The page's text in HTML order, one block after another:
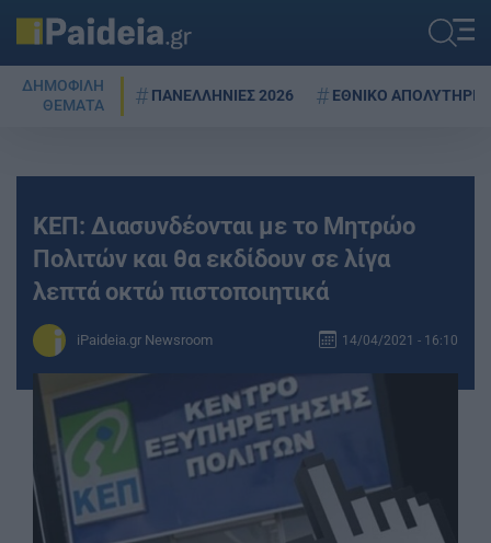
ΔΗΜΟΦΙΛΗ
ΘΕΜΑΤΑ
ΠΑΝΕΛΛΗΝΙΕΣ 2026 ΕΘΝΙΚΟ ΑΠΟΛΥΤΗΡΙΟ
ΚΕΠ: Διασυνδέονται με το Μητρώο
Πολιτών και θα εκδίδουν σε λίγα
λεπτά οκτώ πιστοποιητικά
iPaideia.gr Newsroom 14/04/2021 - 16:10